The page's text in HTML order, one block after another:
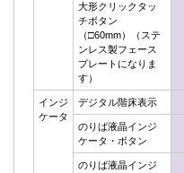
大形クリックタッ
チボタン
（□60mm）（ステ
ンレス製フェース
プレートになりま
す）
インジ
ケータ
デジタル階床表示
のりば液晶インジ
ケータ・ボタン
のりば液晶インジ